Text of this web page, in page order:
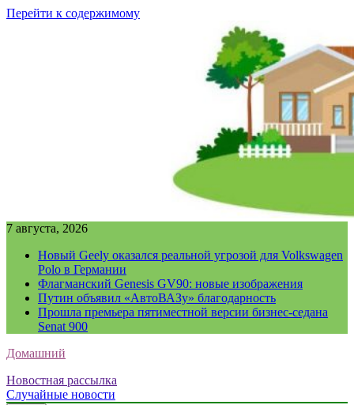
Перейти к содержимому
7 августа, 2026
Новый Geely оказался реальной угрозой для Volkswagen
Polo в Германии
Флагманский Genesis GV90: новые изображения
Путин объявил «АвтоВАЗу» благодарность
Прошла премьера пятиместной версии бизнес-седана
Senat 900
Домашний
Новостная рассылка
Случайные новости